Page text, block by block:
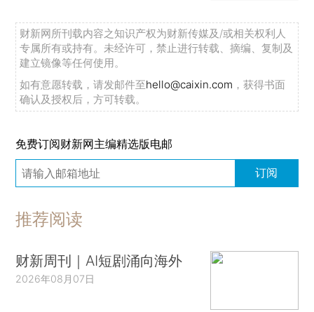
财新网所刊载内容之知识产权为财新传媒及/或相关权利人
专属所有或持有。未经许可，禁止进行转载、摘编、复制及
建立镜像等任何使用。
如有意愿转载，请发邮件至hello@caixin.com ，获得书面
确认及授权后，方可转载。
免费订阅财新网主编精选版电邮
订阅
推荐阅读
财新周刊｜AI短剧涌向海外
2026年08月07日